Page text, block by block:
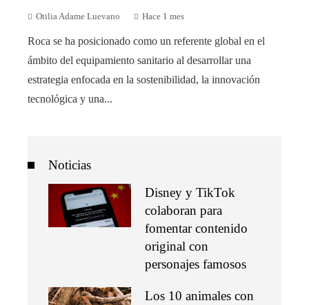
Otilia Adame Luevano Hace 1 mes
Roca se ha posicionado como un referente global en el
ámbito del equipamiento sanitario al desarrollar una
estrategia enfocada en la sostenibilidad, la innovación
tecnológica y una...
Noticias
Disney y TikTok
colaboran para
fomentar contenido
original con
personajes famosos
Los 10 animales con